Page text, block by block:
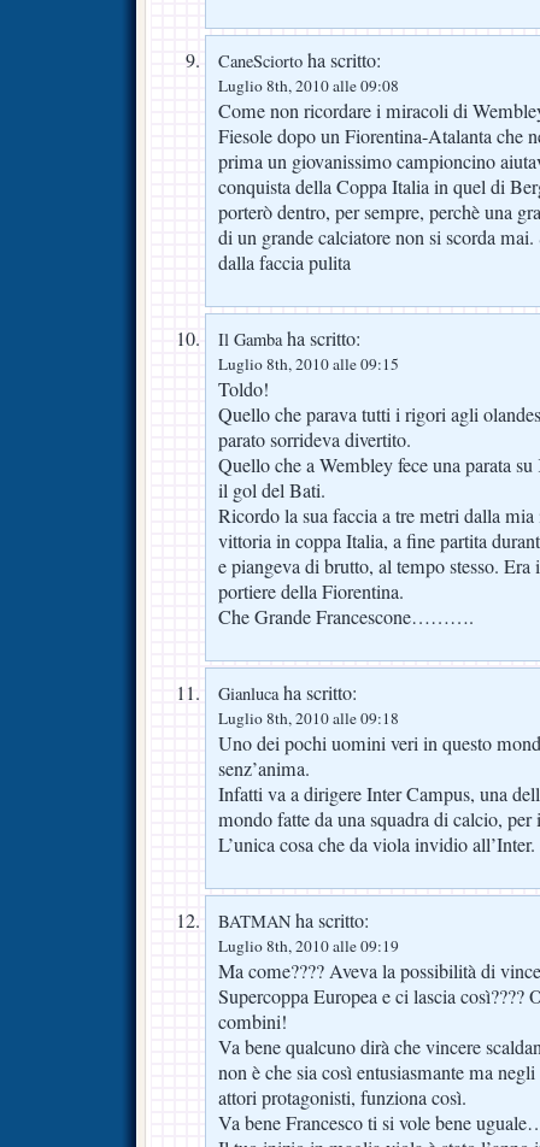
CaneSciorto ha scritto:
Luglio 8th, 2010 alle 09:08
Come non ricordare i miracoli di
Fiesole dopo un Fiorentina-Atalanta che
prima un giovanissimo campioncino
conquista della Coppa Italia in quel di
porterò dentro, per sempre, perchè una
di un grande calciatore non si scorda
dalla faccia pulita
Il Gambaha scritto:
Luglio 8th, 2010 alle 09:15
Toldo!
Quello che parava tutti i rigori agli
parato sorrideva divertito.
Quello che a Wembley fece una parata
il gol del Bati.
Ricordo la sua faccia a tre metri dalla
vittoria in coppa Italia, a fine partita
e piangeva di brutto, al tempo stesso.
portiere della Fiorentina.
Che Grande Francescone……….
Gianlucaha scritto:
Luglio 8th, 2010 alle 09:18
Uno dei pochi uomini veri in questo
senz’anima.
Infatti va a dirigere Inter Campus, una
mondo fatte da una squadra di calcio,
L’unica cosa che da viola invidio all’Inter.
BATMAN ha scritto:
Luglio 8th, 2010 alle 09:19
Ma come???? Aveva la possibilità di
Supercoppa Europea e ci lascia così????
combini!
Va bene qualcuno dirà che vincere
non è che sia così entusiasmante ma
attori protagonisti, funziona così.
Va bene Francesco ti si vole bene